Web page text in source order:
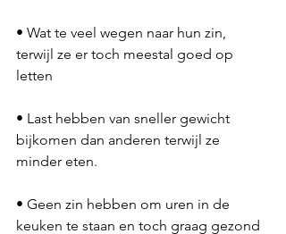
• Wat te veel wegen naar hun zin,
terwijl ze er toch meestal goed op
letten
• Last hebben van sneller gewicht
bijkomen dan anderen terwijl ze
minder eten.
• Geen zin hebben om uren in de
keuken te staan en toch graag gezond